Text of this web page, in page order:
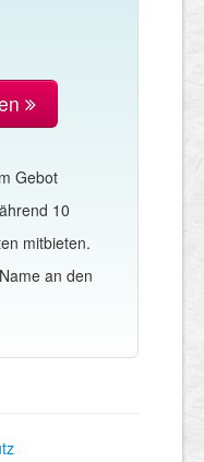
Gebot
10
mitbieten.
an den